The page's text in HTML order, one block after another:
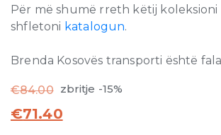
Për më shumë rreth këtij koleksioni
shfletoni katalogun.
Brenda Kosovës transporti është
€84.00 zbritje -15%
€71.40